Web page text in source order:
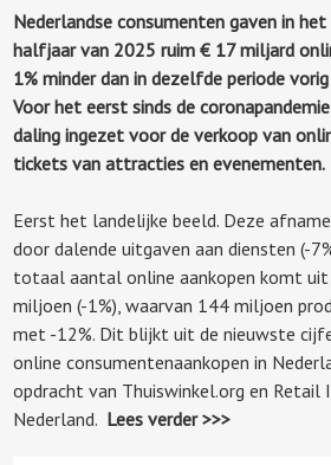
Nederlandse consumenten gaven in
halfjaar van 2025 ruim € 17 miljard
1% minder dan in dezelfde periode vorig
Voor het eerst sinds de
daling ingezet voor de verkoop van
tickets van attracties en evenementen.
Eerst het landelijke beeld. Deze
door dalende uitgaven aan diensten (-
totaal aantal online aankopen komt
miljoen (-1%), waarvan 144 miljoen
met -12%. Dit blijkt uit de nieuwste
online consumentenaankopen in
opdracht van Thuiswinkel.org en Retail
Nederland. Lees verder >>>